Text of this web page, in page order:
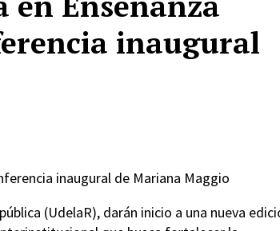
inaugural
inaugural de Mariana Maggio
(UdelaR), darán inicio a una nueva